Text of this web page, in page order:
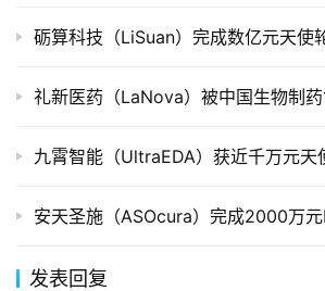
砺算科技（LiSuan）完成数亿元天使
礼新医药（LaNova）被中国生物制
九霄智能（UltraEDA）获近千万元天
安天圣施（ASOcura）完成2000万
发表回复